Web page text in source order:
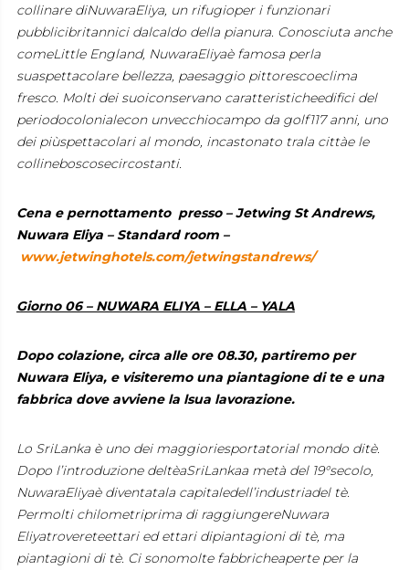
collinare diNuwaraEliya, un rifugioper i funzionari
pubblicibritannici dalcaldo della pianura. Conosciuta anche
comeLittle England, NuwaraEliyaè famosa perla
suaspettacolare bellezza, paesaggio pittorescoeclima
fresco. Molti dei suoiconservano caratteristicheedifici del
periodocolonialecon unvecchiocampo da golf117 anni, uno
dei piùspettacolari al mondo, incastonato trala cittàe le
collineboscosecircostanti.
Cena e pernottamento presso – Jetwing St Andrews,
Nuwara Eliya – Standard room –
www.jetwinghotels.com/jetwingstandrews/
Giorno 06 – NUWARA ELIYA – ELLA – YALA
Dopo colazione, circa alle ore 08.30, partiremo per
Nuwara Eliya, e visiteremo una piantagione di te e una
fabbrica dove avviene la lsua lavorazione.
Lo SriLanka è uno dei maggioriesportatorial mondo ditè.
Dopo l’introduzione deltèaSriLankaa metà del 19°secolo,
NuwaraEliyaè diventatala capitaledell’industriadel tè.
Permolti chilometriprima di raggiungereNuwara
Eliyatrovereteettari ed ettari dipiantagioni di tè, ma
piantagioni di tè. Ci sonomolte fabbricheaperte per la